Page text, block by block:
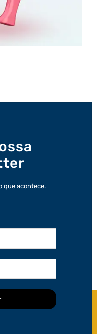
que acontece.